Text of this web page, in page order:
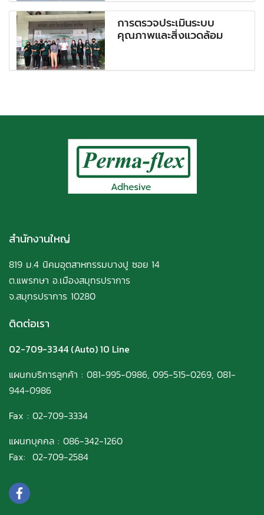
การตรวจประเมินระบบ
คุณภาพและสิ่งแวดล้อม
สำนักงานใหญ่
819 ม.4 นิคมอุตสาหกรรมบางปู ซอย 14
ต.แพรกษา อ.เมืองสมุทรปราการ
จ.สมุทรปราการ 10280
ติดต่อเรา
02-709-3344 (Auto) 10 Line
แผนกบริการลูกค้า : 081-995-0986, 095-515-0269, 081-
944-0986
Fax : 02-709-3334
แผนกบุคคล : 086-342-1260
Fax: 02-709-2584